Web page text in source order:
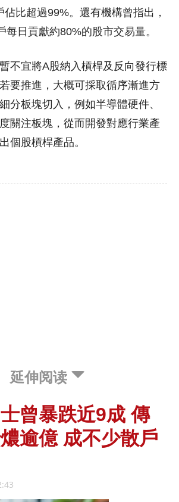
佔比超過99%。還有機構曾指出，
每日貢獻約80%的股市交易量。
不宜將A股納入槓桿及反向發行標
要推進，大概可採取循序漸進方
分板塊切入，例如半導體硬件、
關注板塊，從而開發對應行業產
個股槓桿產品。
延伸阅读
曾暴跌近9成 傳
逾億 成不少散戶